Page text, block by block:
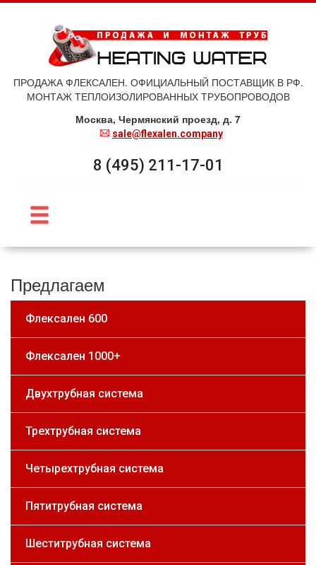
ПРОДАЖА ФЛЕКСАЛЕН. ОФИЦИАЛЬНЫЙ ПОСТАВЩИК В РФ.
МОНТАЖ ТЕПЛОИЗОЛИРОВАННЫХ ТРУБОПРОВОДОВ
Москва, Чермянский проезд, д. 7
sale@flexalen.company
8 (495) 211-17-01
Предлагаем
Флексален 600
Флексален 1000+
Двухтрубная система
Трехтрубная система
Четырехтрубная система
Пятитрубная система
Шеститрубная система